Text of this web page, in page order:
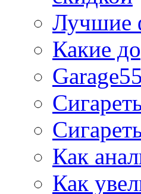
Лучшие
Какие
Как
Как